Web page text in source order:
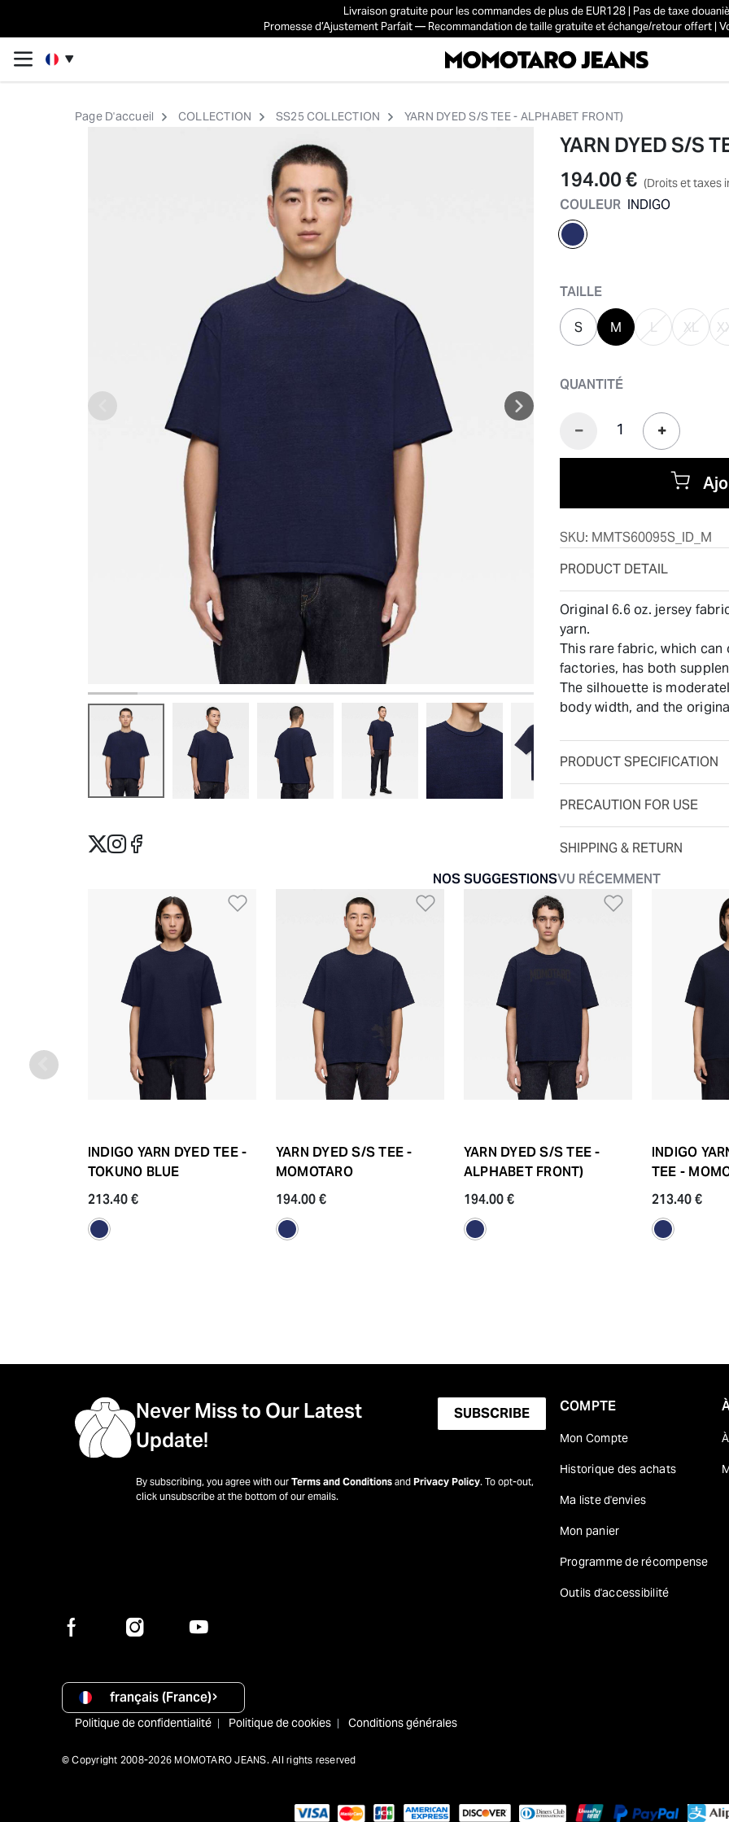
Livraison gratuite pour les commandes de plus de EUR128 | Pas de taxe
Promesse d’Ajustement Parfait — Recommandation de taille gratuite et échange/retour offert |
Page D'accueil COLLECTION SS25 COLLECTION YARN DYED S/S TEE - ALPHABET FRONT)
YARN DYED S/S
194.00 € (Droits et taxes
COULEUR INDIGO
TAILLE
S M L XL
QUANTITÉ
SKU: MMTS60095S_ID_M
PRODUCT DETAIL
Original 6.6 oz. jersey
yarn.
This rare fabric, which
factories, has both
The silhouette is
body width, and the
PRODUCT SPECIFICATION
PRECAUTION FOR USE
SHIPPING & RETURN
NOS SUGGESTIONSVU RÉCEMMENT
Ajouter à la liste de souhaits
INDIGO YARN DYED TEE -
TOKUNO BLUE
213.40 €
Ajouter à la liste de souhaits
YARN DYED S/S TEE -
MOMOTARO
194.00 €
Ajouter à la
YARN DYED S/S TEE -
ALPHABET FRONT)
194.00 €
INDIGO
TEE -
213.40 €
Never Miss to Our Latest
Update!
SUBSCRIBE
By subscribing, you agree with our Terms and Conditions and Privacy Policy. To opt-out,
click unsubscribe at the bottom of our emails.
COMPTE
Mon Compte
Historique des achats
Ma liste d'envies
Mon panier
Programme de récompense
Outils d'accessibilité
français (France)
Politique de confidentialité Politique de cookies Conditions générales
© Copyright 2008-2026 MOMOTARO JEANS. All rights reserved